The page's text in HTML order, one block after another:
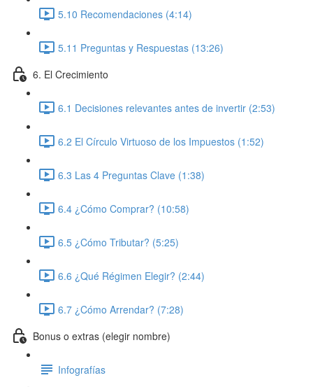
5.10 Recomendaciones (4:14)
5.11 Preguntas y Respuestas (13:26)
6. El Crecimiento
6.1 Decisiones relevantes antes de invertir (2:53)
6.2 El Círculo Virtuoso de los Impuestos (1:52)
6.3 Las 4 Preguntas Clave (1:38)
6.4 ¿Cómo Comprar? (10:58)
6.5 ¿Cómo Tributar? (5:25)
6.6 ¿Qué Régimen Elegir? (2:44)
6.7 ¿Cómo Arrendar? (7:28)
Bonus o extras (elegir nombre)
Infografías